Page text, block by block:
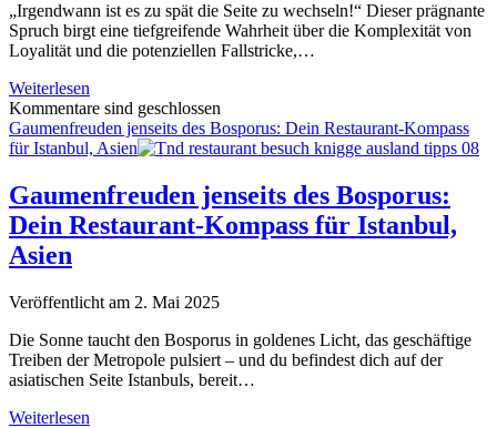
„Irgendwann ist es zu spät die Seite zu wechseln!“ Dieser prägnante
Spruch birgt eine tiefgreifende Wahrheit über die Komplexität von
Loyalität und die potenziellen Fallstricke,…
Weiterlesen
trügerische
Fessel:
Wenn
verstandene
Loyalität
zum
Kommentare sind geschlossen
Gaumenfreuden jenseits des Bosporus: Dein Restaurant-Kompass
für Istanbul, Asien
Gaumenfreuden jenseits des Bosporus:
Dein Restaurant-Kompass für Istanbul,
Asien
Veröffentlicht am 2. Mai 2025
Die Sonne taucht den Bosporus in goldenes Licht, das geschäftige
Treiben der Metropole pulsiert – und du befindest dich auf der
asiatischen Seite Istanbuls, bereit…
Weiterlesen